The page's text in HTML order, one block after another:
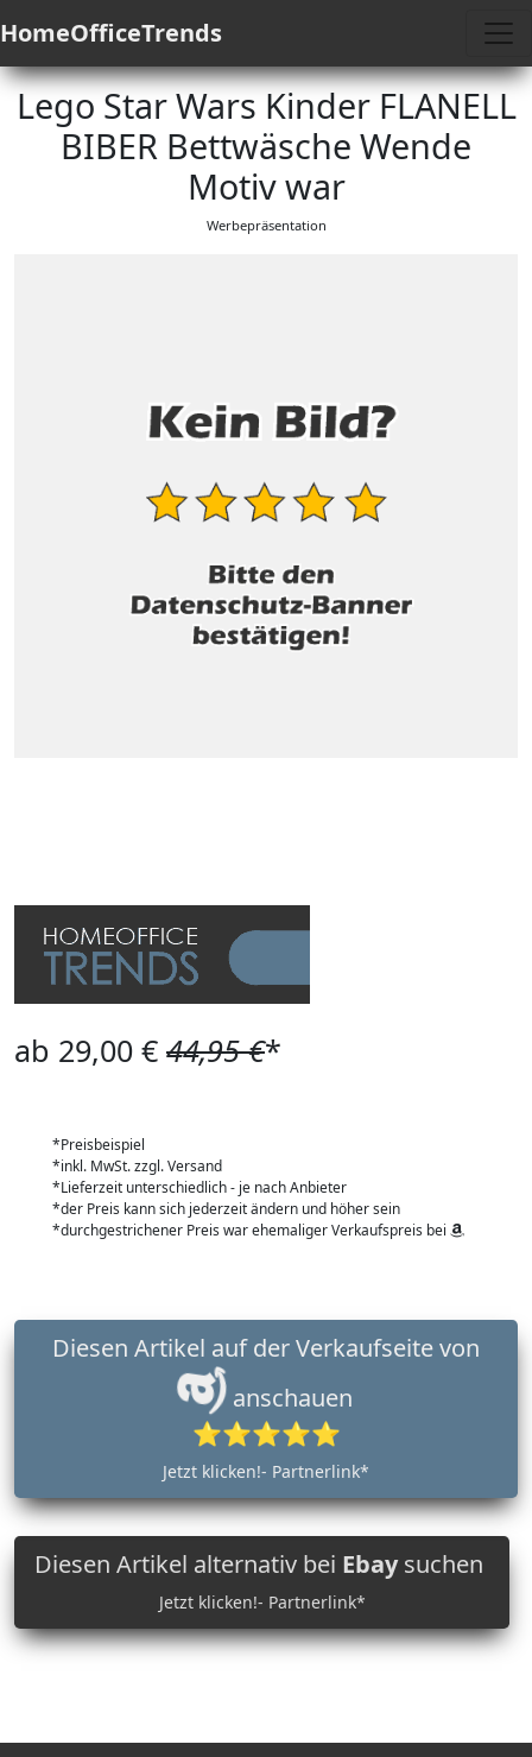
HomeOfficeTrends
Lego Star Wars Kinder FLANELL
BIBER Bettwäsche Wende
Motiv war
Werbepräsentation
ab 29,00 € 44,95 €*
*Preisbeispiel
*inkl. MwSt. zzgl. Versand
*Lieferzeit unterschiedlich - je nach Anbieter
*der Preis kann sich jederzeit ändern und höher sein
*durchgestrichener Preis war ehemaliger Verkaufspreis bei
anschauen
⭐⭐⭐⭐⭐
Jetzt klicken!- Partnerlink*
Diesen Artikel alternativ bei Ebaysuchen
Jetzt klicken!- Partnerlink*